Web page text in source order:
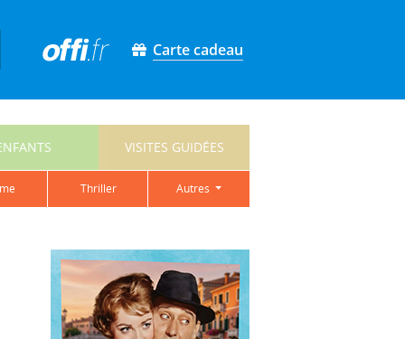
Carte cadeau
VISITES GUIDÉES
thriller autres